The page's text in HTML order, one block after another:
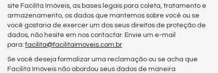
site Facilita Imóveis, as bases legais para coleta, tratamento e
armazenamento, os dados que mantemos sobre você ou se
você gostaria de exercer um dos seus direitos de proteção de
dados, não hesite em nos contactar. Envie um e-mail
para:facilita@facilitaimoveis.com.br
Se você deseja formalizar uma reclamação ou se acha que
Facilita Imóveis não abordou seus dados de maneira